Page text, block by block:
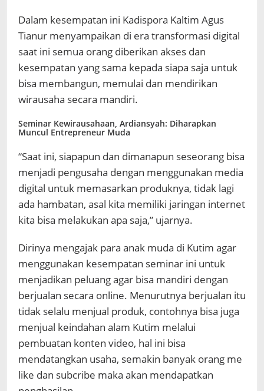
Dalam kesempatan ini Kadispora Kaltim Agus
Tianur menyampaikan di era transformasi digital
saat ini semua orang diberikan akses dan
kesempatan yang sama kepada siapa saja untuk
bisa membangun, memulai dan mendirikan
wirausaha secara mandiri.
Seminar Kewirausahaan, Ardiansyah: Diharapkan
Muncul Entrepreneur Muda
“Saat ini, siapapun dan dimanapun seseorang bisa
menjadi pengusaha dengan menggunakan media
digital untuk memasarkan produknya, tidak lagi
ada hambatan, asal kita memiliki jaringan internet
kita bisa melakukan apa saja,” ujarnya.
Dirinya mengajak para anak muda di Kutim agar
menggunakan kesempatan seminar ini untuk
menjadikan peluang agar bisa mandiri dengan
berjualan secara online. Menurutnya berjualan itu
tidak selalu menjual produk, contohnya bisa juga
menjual keindahan alam Kutim melalui
pembuatan konten video, hal ini bisa
mendatangkan usaha, semakin banyak orang me
like dan subcribe maka akan mendapatkan